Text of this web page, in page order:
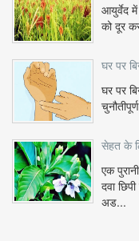
आयुर्वेद
को दूर
घर पर
घर पर
सेहत के
एक
दवा
अड...